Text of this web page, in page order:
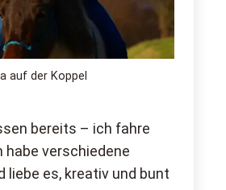
auf der Koppel
bereits – ich fahre
habe verschiedene
liebe es, kreativ und bunt